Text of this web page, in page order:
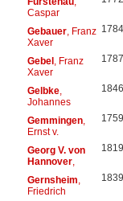
Caspar
Gebauer, Franz
Xaver
1784
Gebel, Franz
Xaver
1787
Gelbke,
Johannes
1846
Gemmingen,
Ernst v.
1759
Georg V. von
Hannover,
1819
Gernsheim
Friedrich
1839